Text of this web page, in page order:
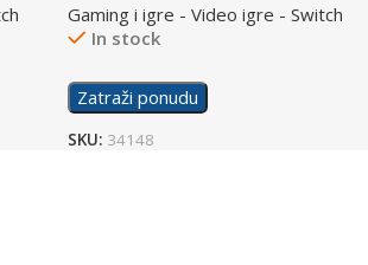
Gaming i igre - Video igre - Switch
In stock
Zatraži ponudu
SKU: 34148